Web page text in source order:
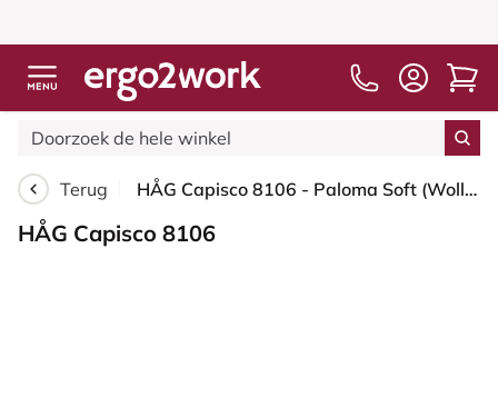
Terug HÅG Capisco 8106 - Paloma Soft (Wollsdorf) - Semi-aniline Leder - ATG55115 - Warm grey - Blush Rose - 150mm - Harde wielen t.b.v. zachte vloeren
HÅG Capisco 8106